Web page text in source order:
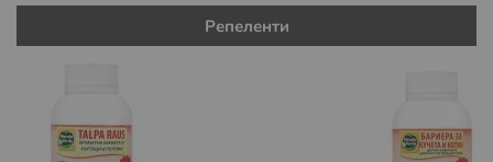
Репеленти